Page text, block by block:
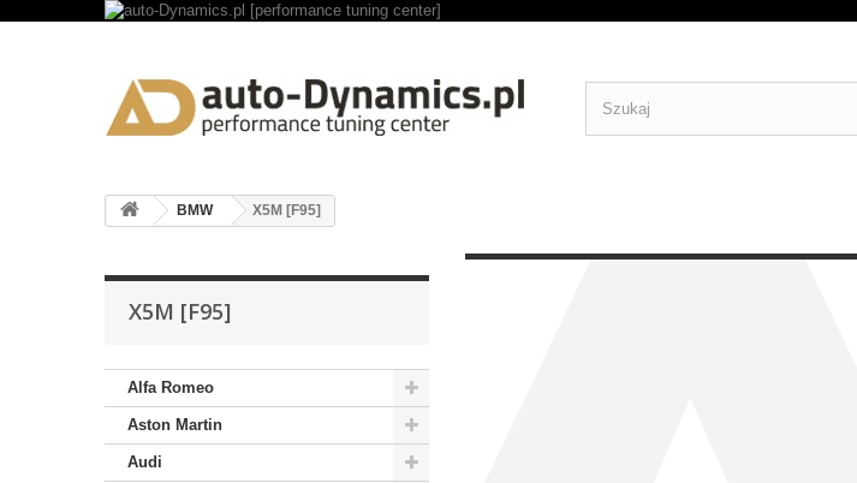
BMW X5M [F95]
X5M [F95]
Alfa Romeo
Aston Martin
Audi